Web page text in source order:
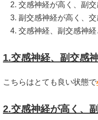
交感神経が高く、副
副交感神経が高く、
交感神経、副交感神
1.交感神経、副交感
こちらはとても良い状態で
2.交感神経が高く、